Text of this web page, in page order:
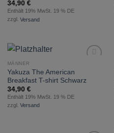
34,90 €
Enthält 19% MwSt. 19 % DE
zzgl. Versand
Wunschliste
hinzufügen
MÄNNER
Yakuza The American
Breakfast T-shirt Schwarz
34,90 €
Enthält 19% MwSt. 19 % DE
zzgl. Versand